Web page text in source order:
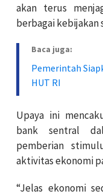
akan terus
berbagai kebijakan
Baca juga:
Pemerintah
HUT RI
Upaya ini
bank sentral
pemberian
aktivitas ekonomi
“Jelas ekonomi